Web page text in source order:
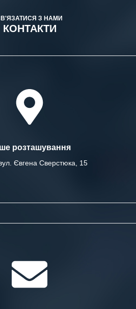
З НАМИ
КОНТАКТИ
розташування
Євгена Сверстюка, 15